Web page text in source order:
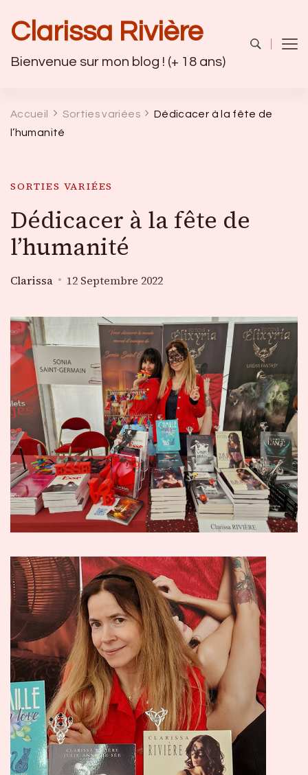
Clarissa Rivière
Bienvenue sur mon blog ! (+ 18 ans)
Accueil Sorties variées
Dédicacer à la fête de
l’humanité
SORTIES VARIÉES
Dédicacer à la fête de
l’humanité
Clarissa 12 Septembre 2022